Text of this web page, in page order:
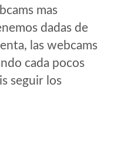
mas
dadas de
las webcams
cada pocos
seguir los